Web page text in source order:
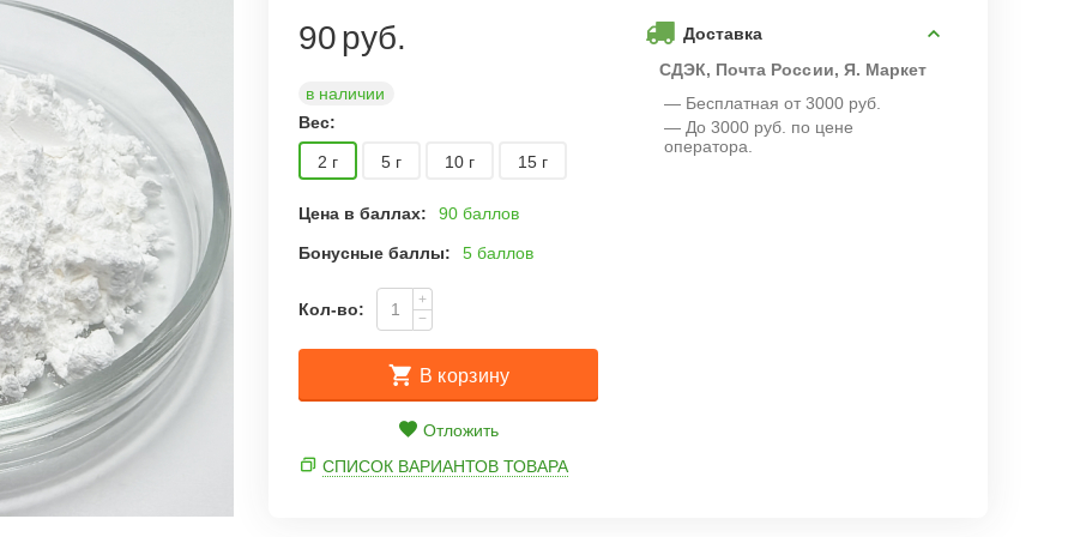
90руб.
в наличии
Вес:
2 г 5 г 10 г 15 г
Цена в баллах: 90 баллов
Бонусные баллы: 5 баллов
Кол-во:
+
−
В корзину
Отложить
Доставка
СДЭК, Почта России, Я. Маркет
— Бесплатная от 3000 руб.
— До 3000 руб. по цене
оператора.
СПИСОК ВАРИАНТОВ ТОВАРА